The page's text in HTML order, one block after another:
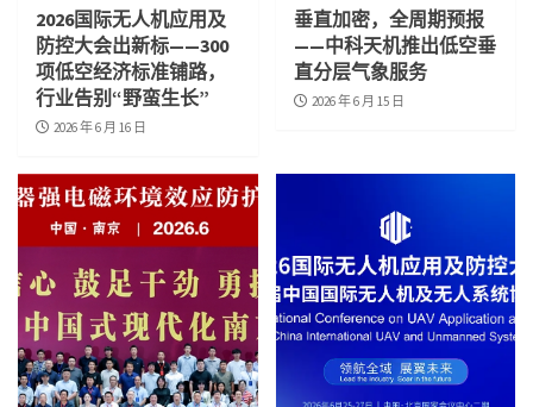
2026国际无人机应用及
防控大会出新标——300
项低空经济标准铺路，
行业告别“野蛮生长”
2026 年 6 月 16 日
垂直加密，全周期预报
——中科天机推出低空垂
直分层气象服务
2026 年 6 月 15 日